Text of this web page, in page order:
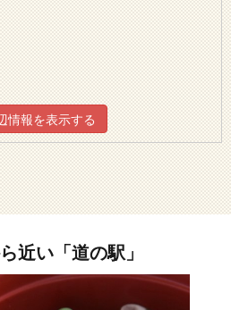
情報を表示する
近い「道の駅」